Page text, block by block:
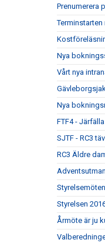
Prenumerera
Terminstarten
Nya
Vårt nya
Nya
FTF4 - Järfälla
SJTF - RC3
RC3 Äldre
Styrelsemöten
Styrelsen
Årmöte är ju